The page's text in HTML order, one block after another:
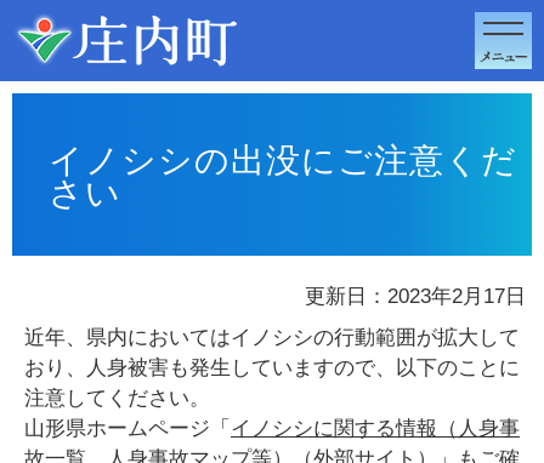
このページの本文へ移動
イノシシの出没にご注意くだ
さい
更新日：2023年2月17日
近年、県内においてはイノシシの行動範囲が拡大して
おり、人身被害も発生していますので、以下のことに
注意してください。
山形県ホームページ「 イノシシに関する情報（人身事